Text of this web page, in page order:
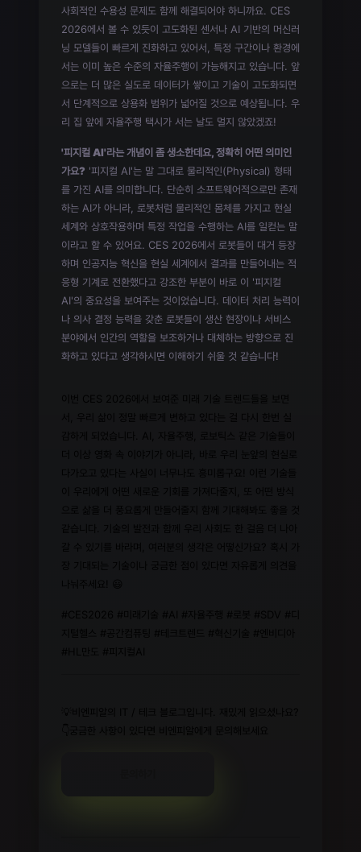
사회적인 수용성 문제도 함께 해결되어야 하니까요. CES
2026에서 볼 수 있듯이 고도화된 센서나 AI 기반의 머신러
닝 모델들이 빠르게 진화하고 있어서, 특정 구간이나 환경에
서는 이미 높은 수준의 자율주행이 가능해지고 있습니다. 앞
으로는 더 많은 실도로 데이터가 쌓이고 기술이 고도화되면
서 단계적으로 상용화 범위가 넓어질 것으로 예상됩니다. 우
리 집 앞에 자율주행 택시가 서는 날도 멀지 않았겠죠!
'피지컬 AI'라는 개념이 좀 생소한데요, 정확히 어떤 의미인
가요? '피지컬 AI'는 말 그대로 물리적인(Physical) 형태
를 가진 AI를 의미합니다. 단순히 소프트웨어적으로만 존재
하는 AI가 아니라, 로봇처럼 물리적인 몸체를 가지고 현실
세계와 상호작용하며 특정 작업을 수행하는 AI를 일컫는 말
이라고 할 수 있어요. CES 2026에서 로봇들이 대거 등장
하며 인공지능 혁신을 현실 세계에서 결과를 만들어내는 적
응형 기계로 전환했다고 강조한 부분이 바로 이 '피지컬
AI'의 중요성을 보여주는 것이었습니다. 데이터 처리 능력이
나 의사 결정 능력을 갖춘 로봇들이 생산 현장이나 서비스
분야에서 인간의 역할을 보조하거나 대체하는 방향으로 진
화하고 있다고 생각하시면 이해하기 쉬울 것 같습니다!